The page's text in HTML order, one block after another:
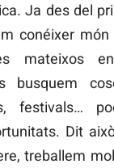
Ja des del
conéixer
mateixos
busquem
festivals…
Dit
treballem